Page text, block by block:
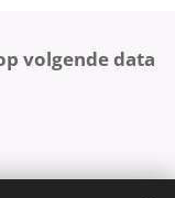
volgende data